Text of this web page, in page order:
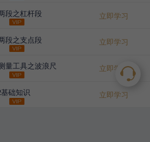
段之杠杆段 立即学习
段之支点段 立即学习
量工具之波浪尺 立即学习
础知识 立即学习